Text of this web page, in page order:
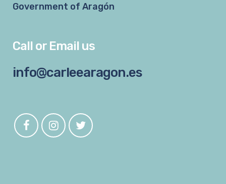
Government of Aragón
Call or Email us
info@carleearagon.es